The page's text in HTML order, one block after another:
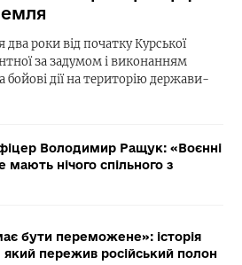
роки від початку Курської
за задумом і виконанням
бойові дії на територію держави-
Володимир Ращук: «Воєнні
мають нічого спільного з
бути переможене»: історія
який пережив російський полон